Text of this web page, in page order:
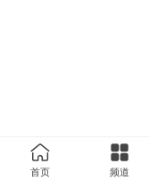
首页 频道